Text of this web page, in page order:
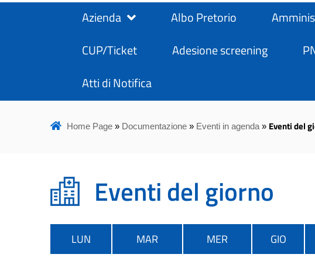
Azienda Albo Pretorio
CUP/Ticket
Adesione screening
Atti di Notifica
Home Page» Documentazione» Eventi in agenda» Eventi del
Eventi del giorno
LUN MAR MER GIO